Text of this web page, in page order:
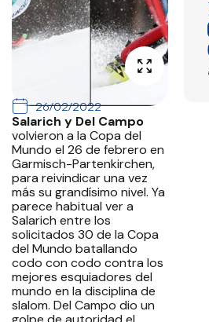
26/02/2022
Salarich y Del Campo
volvieron a la Copa del
Mundo el 26 de febrero en
Garmisch-Partenkirchen,
para reivindicar una vez
más su grandísimo nivel. Ya
parece habitual ver a
Salarich entre los
solicitados 30 de la Copa
del Mundo batallando
codo con codo contra los
mejores esquiadores del
mundo en la disciplina de
slalom. Del Campo dio un